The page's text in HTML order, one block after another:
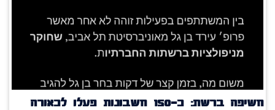
חשיפה ברשת: כ־150 חשבונות פעלו לכאורה